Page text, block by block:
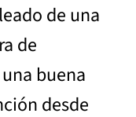
de una
de
buena
desde